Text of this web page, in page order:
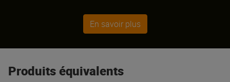
En savoir plus
Produits équivalents